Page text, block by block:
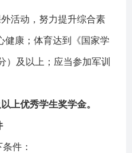
活动，努力提升综合素
健康；体育达到《国家学
）及以上；应当参加军训
上优秀学生奖学金。
件：